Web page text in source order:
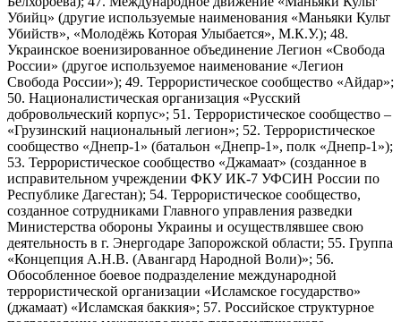
Убийц» (другие используемые наименования «Маньяки Культ
Убийств», «Молодёжь Которая Улыбается», М.К.У.); 48.
Украинское военизированное объединение Легион «Свобода
России» (другое используемое наименование «Легион
Свобода России»); 49. Террористическое сообщество «Айдар»;
50. Националистическая организация «Русский
добровольческий корпус»; 51. Террористическое сообщество –
«Грузинский национальный легион»; 52. Террористическое
сообщество «Днепр-1» (батальон «Днепр-1», полк «Днепр-1»);
53. Террористическое сообщество «Джамаат» (созданное в
исправительном учреждении ФКУ ИК-7 УФСИН России по
Республике Дагестан); 54. Террористическое сообщество,
созданное сотрудниками Главного управления разведки
Министерства обороны Украины и осуществлявшее свою
деятельность в г. Энергодаре Запорожской области; 55. Группа
«Концепция А.Н.В. (Авангард Народной Воли)»; 56.
Обособленное боевое подразделение международной
террористической организации «Исламское государство»
(джамаат) «Исламская баккия»; 57. Российское структурное